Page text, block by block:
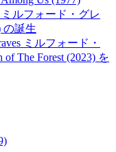
ルフォード・グレ
の誕生
ミルフォード・
The Forest (2023) を